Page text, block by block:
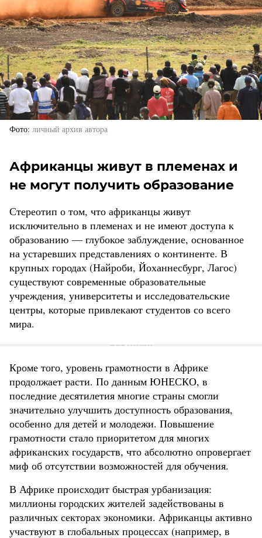
Фото личный архив автора
Африканцы живут в племенах и
не могут получить образование
Стереотип о том, что африканцы живут
исключительно в племенах и не имеют доступа к
образованию — глубокое заблуждение, основанное
на устаревших представлениях о континенте. В
крупных городах (Найроби, Йоханнесбург, Лагос)
существуют современные образовательные
учреждения, университеты и исследовательские
центры, которые привлекают студентов со всего
мира.
Кроме того, уровень грамотности в Африке
продолжает расти. По данным ЮНЕСКО, в
последние десятилетия многие страны смогли
значительно улучшить доступность образования,
особенно для детей и молодежи. Повышение
грамотности стало приоритетом для многих
африканских государств, что абсолютно опровергает
миф об отсутствии возможностей для обучения.
В Африке происходит быстрая урбанизация:
миллионы городских жителей задействованы в
различных секторах экономики. Африканцы активно
участвуют в глобальных процессах (например, в